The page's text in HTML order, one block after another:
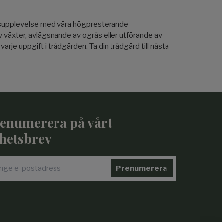
med våra högpresterande
avlägsnande av ogräs eller utförande av
uppgift i trädgården. Ta din trädgård till nästa
på vårt
Prenumerera